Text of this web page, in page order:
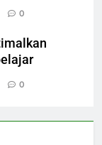
0
0